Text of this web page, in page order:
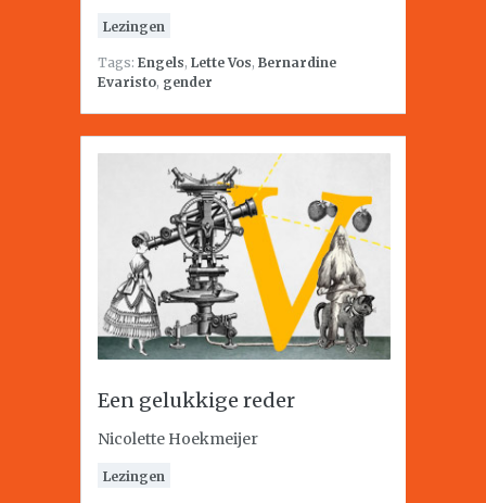
Lezingen
Tags: Engels, Lette Vos, Bernardine
Evaristo, gender
Een gelukkige reder
Nicolette Hoekmeijer
Lezingen